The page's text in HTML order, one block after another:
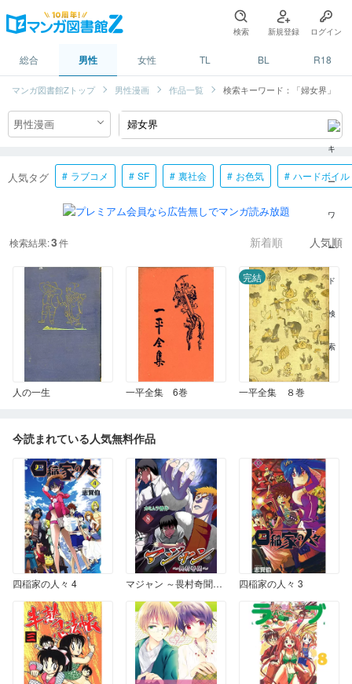
検索 新規登録 ログイン
総合 男性 女性 TL BL R18
マンガ図書館Zトップ 男性漫画 作品一覧 検索キーワード：「婦女界」
人気タグ ラブコメ SF 裏社会 お色気 ハードボイル
検索結果:3件 新着順 人気順
人の一生 一平全集 6巻
完結
一平全集 ８巻
今読まれている人気無料作品
四稲家の人々 4 マジャン ～畏村奇聞～ 8 四稲家の人々 3